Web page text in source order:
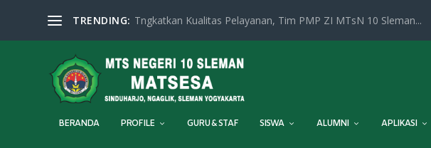
TRENDING: Tngkatkan Kualitas Pelayanan, Tim PMP ZI MTsN 10 Sleman...
BERANDA PROFILE GURU & STAF SISWA ALUMNI APLIKASI